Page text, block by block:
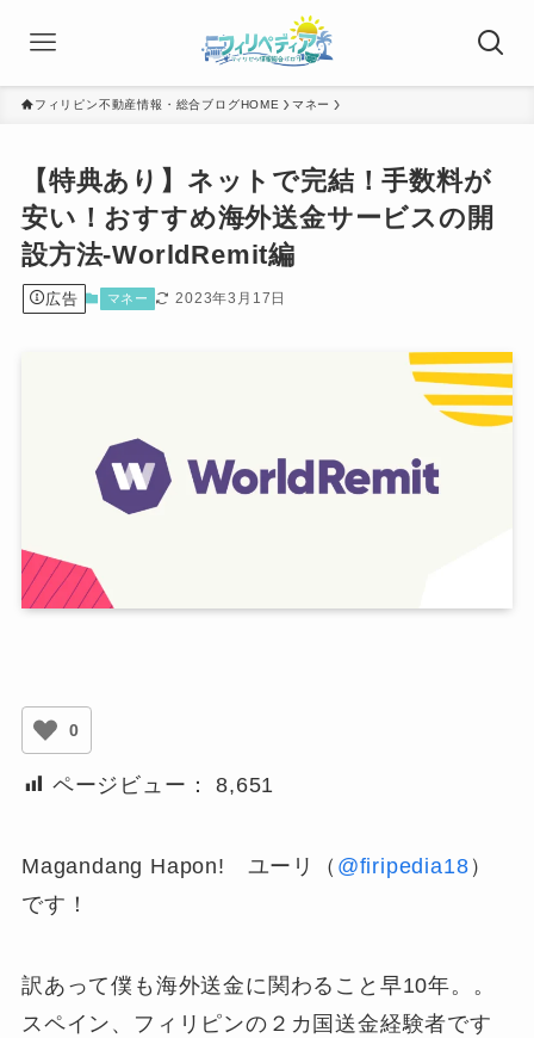
フィリピン不動産情報・総合ブログHOME マネー
【特典あり】ネットで完結！手数料が
安い！おすすめ海外送金サービスの開
設方法-WorldRemit編
広告 マネー 2023年3月17日
0
ページビュー： 8,651
Magandang Hapon! ユーリ（ @firipedia18 ）
です！
訳あって僕も海外送金に関わること早10年。。
スペイン、フィリピンの２カ国送金経験者です